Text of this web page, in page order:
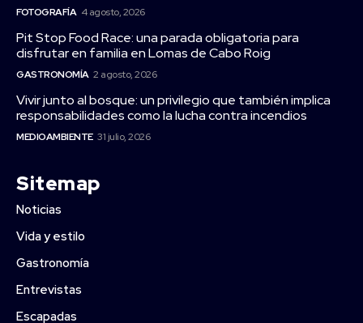
FOTOGRAFÍA 4 agosto, 2026
Pit Stop Food Race: una parada obligatoria para
disfrutar en familia en Lomas de Cabo Roig
GASTRONOMÍA 2 agosto, 2026
Vivir junto al bosque: un privilegio que también implica
responsabilidades como la lucha contra incendios
MEDIOAMBIENTE 31 julio, 2026
Sitemap
Noticias
Vida y estilo
Gastronomía
Entrevistas
Escapadas